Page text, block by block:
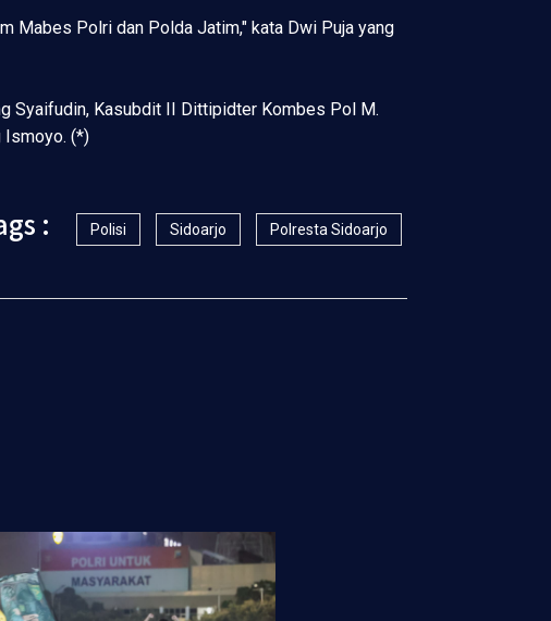
Mabes Polri dan Polda Jatim," kata Dwi Puja yang
Syaifudin, Kasubdit II Dittipidter Kombes Pol M.
Ismoyo. (*)
: Polisi Sidoarjo Polresta Sidoarjo